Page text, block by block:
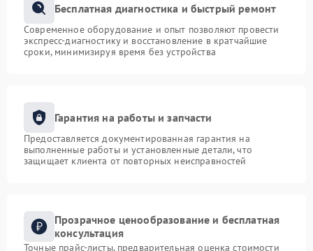
Бесплатная диагностика и быстрый ремонт
Современное оборудование и опыт позволяют провести
экспресс-диагностику и восстановление в кратчайшие
сроки, минимизируя время без устройства
Гарантия на работы и запчасти
Предоставляется документированная гарантия на
выполненные работы и установленные детали, что
защищает клиента от повторных неисправностей
Прозрачное ценообразование и бесплатная
консультация
Точные прайс-листы, предварительная оценка стоимости